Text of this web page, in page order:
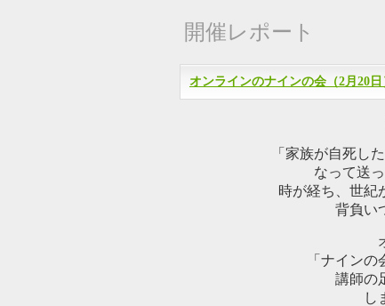
開催レポート
オンラインのナインの会（2月20日
「家族が自死し
なって送
時が経ち、世紀
背負い
「ナイン
講師の
し